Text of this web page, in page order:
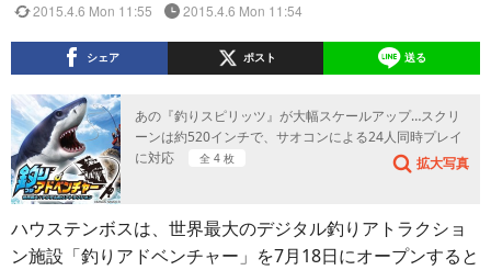
2015.4.6 Mon 11:55 2015.4.6 Mon 11:54
シェア ポスト 送る
あの『釣りスピリッツ』が大幅スケールアップ…スクリ
ーンは約520インチで、サオコンによる24人同時プレイ
に対応
全 4 枚 拡大写真
ハウステンボスは、世界最大のデジタル釣りアトラクショ
ン施設「釣りアドベンチャー」を7月18日にオープンすると